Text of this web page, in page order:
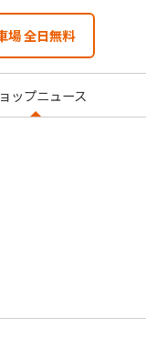
場 全日無料
ップニュース